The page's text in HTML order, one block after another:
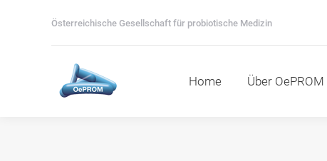
Österreichische Gesellschaft für probiotische Medizin
Home Über OePROM
Home Über OePROM